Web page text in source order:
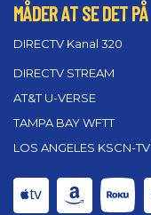
MÅDER AT SE DET PÅ
DIRECTV Kanal 320
DIRECTV STREAM
AT&T U-VERSE
TAMPA BAY WFTT
LOS ANGELES KSCN-TV